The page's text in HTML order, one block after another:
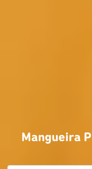
Mangueira